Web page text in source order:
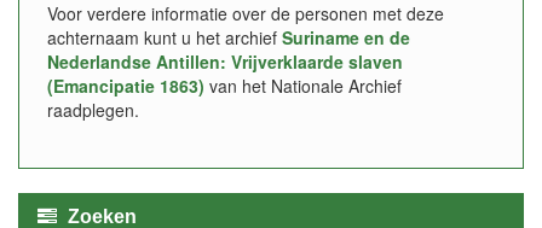
Voor verdere informatie over de personen met deze
achternaam kunt u het archief Suriname en de
Nederlandse Antillen: Vrijverklaarde slaven
(Emancipatie 1863) van het Nationale Archief
raadplegen.
Zoeken